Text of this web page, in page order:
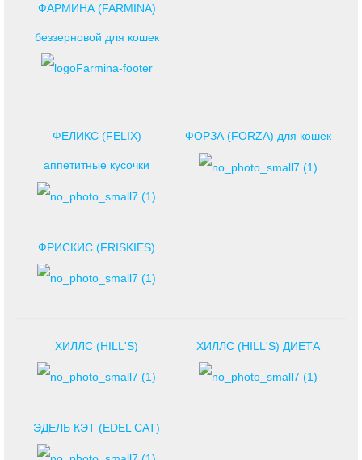
ФАРМИНА (FARMINA)
беззерновой для кошек
ФЕЛИКС (FELIX)
аппетитные кусочки
ФОРЗА (FORZA) для кошек
ФРИСКИС (FRISKIES)
ХИЛЛС (HILL'S) ХИЛЛС (HILL'S) ДИЕТА
ЭДЕЛЬ КЭТ (EDEL CAT)